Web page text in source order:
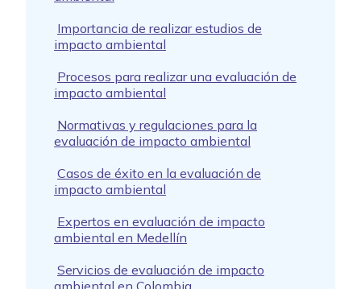
Importancia de realizar estudios de
impacto ambiental
Procesos para realizar una evaluación de
impacto ambiental
Normativas y regulaciones para la
evaluación de impacto ambiental
Casos de éxito en la evaluación de
impacto ambiental
Expertos en evaluación de impacto
ambiental en Medellín
Servicios de evaluación de impacto